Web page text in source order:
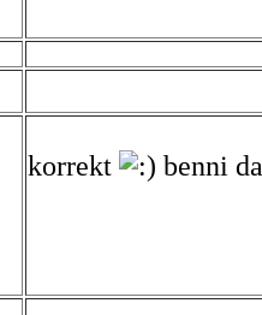
korrekt benni